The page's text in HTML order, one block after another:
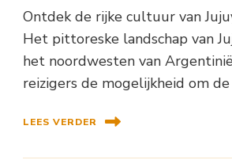
Ontdek de rijke cultuur van
Het pittoreske landschap van
het noordwesten van
reizigers de mogelijkheid om
LEES VERDER